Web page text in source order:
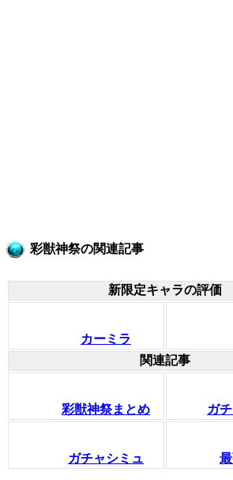
彩獣神祭の関連記事
新限定キャラの評価
カーミラ
関連記事
彩獣神祭まとめ ガ
ガチャシミュ